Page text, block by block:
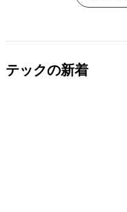
テックの新着